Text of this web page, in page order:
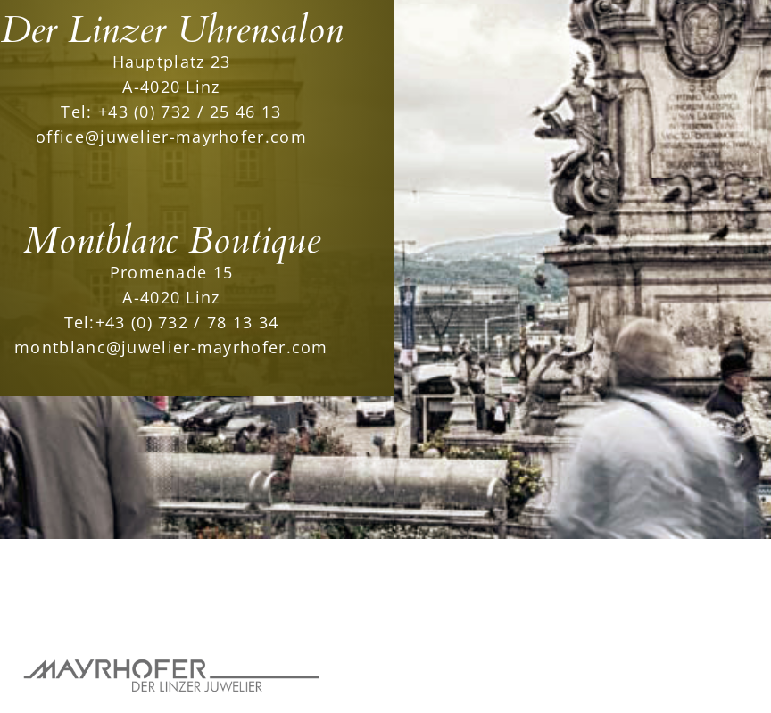
Der Linzer Uhrensalon
Hauptplatz 23
A-4020 Linz
Tel: +43 (0) 732 / 25 46 13
office@juwelier-mayrhofer.com
Montblanc Boutique
Promenade 15
A-4020 Linz
Tel:+43 (0) 732 / 78 13 34
montblanc@juwelier-mayrhofer.com